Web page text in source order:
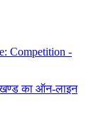
Competition -
का ऑन-लाइन